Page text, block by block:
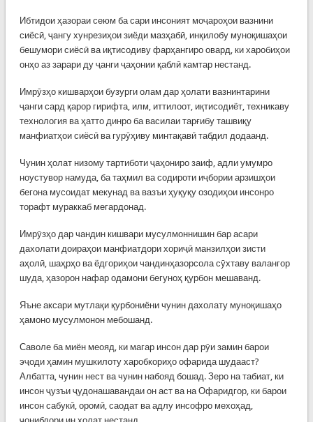
Ибтидои ҳазораи сеюм ба сари инсоният моҷароҳои вазнини
сиёсӣ, ҷангу хунрезиҳои зиёди мазҳабӣ, инқилобу муноқишаҳои
бешумори сиёсӣ ва иқтисодиву фарҳангиро овард, ки харобиҳои
онҳо аз зарари ду ҷанги ҷаҳонии қаблӣ камтар нестанд.
Имрӯзҳо кишварҳои бузурги олам дар ҳолати вазнинтарини
ҷанги сард қарор гирифта, илм, иттилоот, иқтисодиёт, техникаву
технология ва ҳатто динро ба василаи тарғибу ташвиқу
манфиатҳои сиёсӣ ва гурӯҳиву минтақавӣ табдил додаанд.
Чунин ҳолат низому тартиботи ҷаҳониро заиф, адли умумро
ноустувор намуда, ба таҳмил ва содироти иҷбории арзишҳои
бегона мусоидат мекунад ва вазъи ҳуқуқу озодиҳои инсонро
торафт мураккаб мегардонад.
Имрӯзҳо дар чандин кишвари мусулмоннишин бар асари
дахолати доираҳои манфиатдори хориҷӣ манзилҳои зисти
аҳолӣ, шаҳрҳо ва ёдгориҳои чандинҳазорсола сӯхтаву валангор
шуда, ҳазорон нафар одамони бегуноҳ қурбон мешаванд.
Яъне аксари мутлақи қурбониёни чунин дахолату муноқишаҳо
ҳамоно мусулмонон мебошанд.
Саволе ба миён меояд, ки магар инсон дар рӯи замин барои
эҷоди ҳамин мушкилоту харобкориҳо офарида шудааст?
Албатта, чунин нест ва чунин набояд бошад. Зеро на табиат, ки
инсон ҷузъи ҷудонашавандаи он аст ва на Офаридгор, ки барои
инсон сабукӣ, оромӣ, саодат ва адлу инсофро мехоҳад,